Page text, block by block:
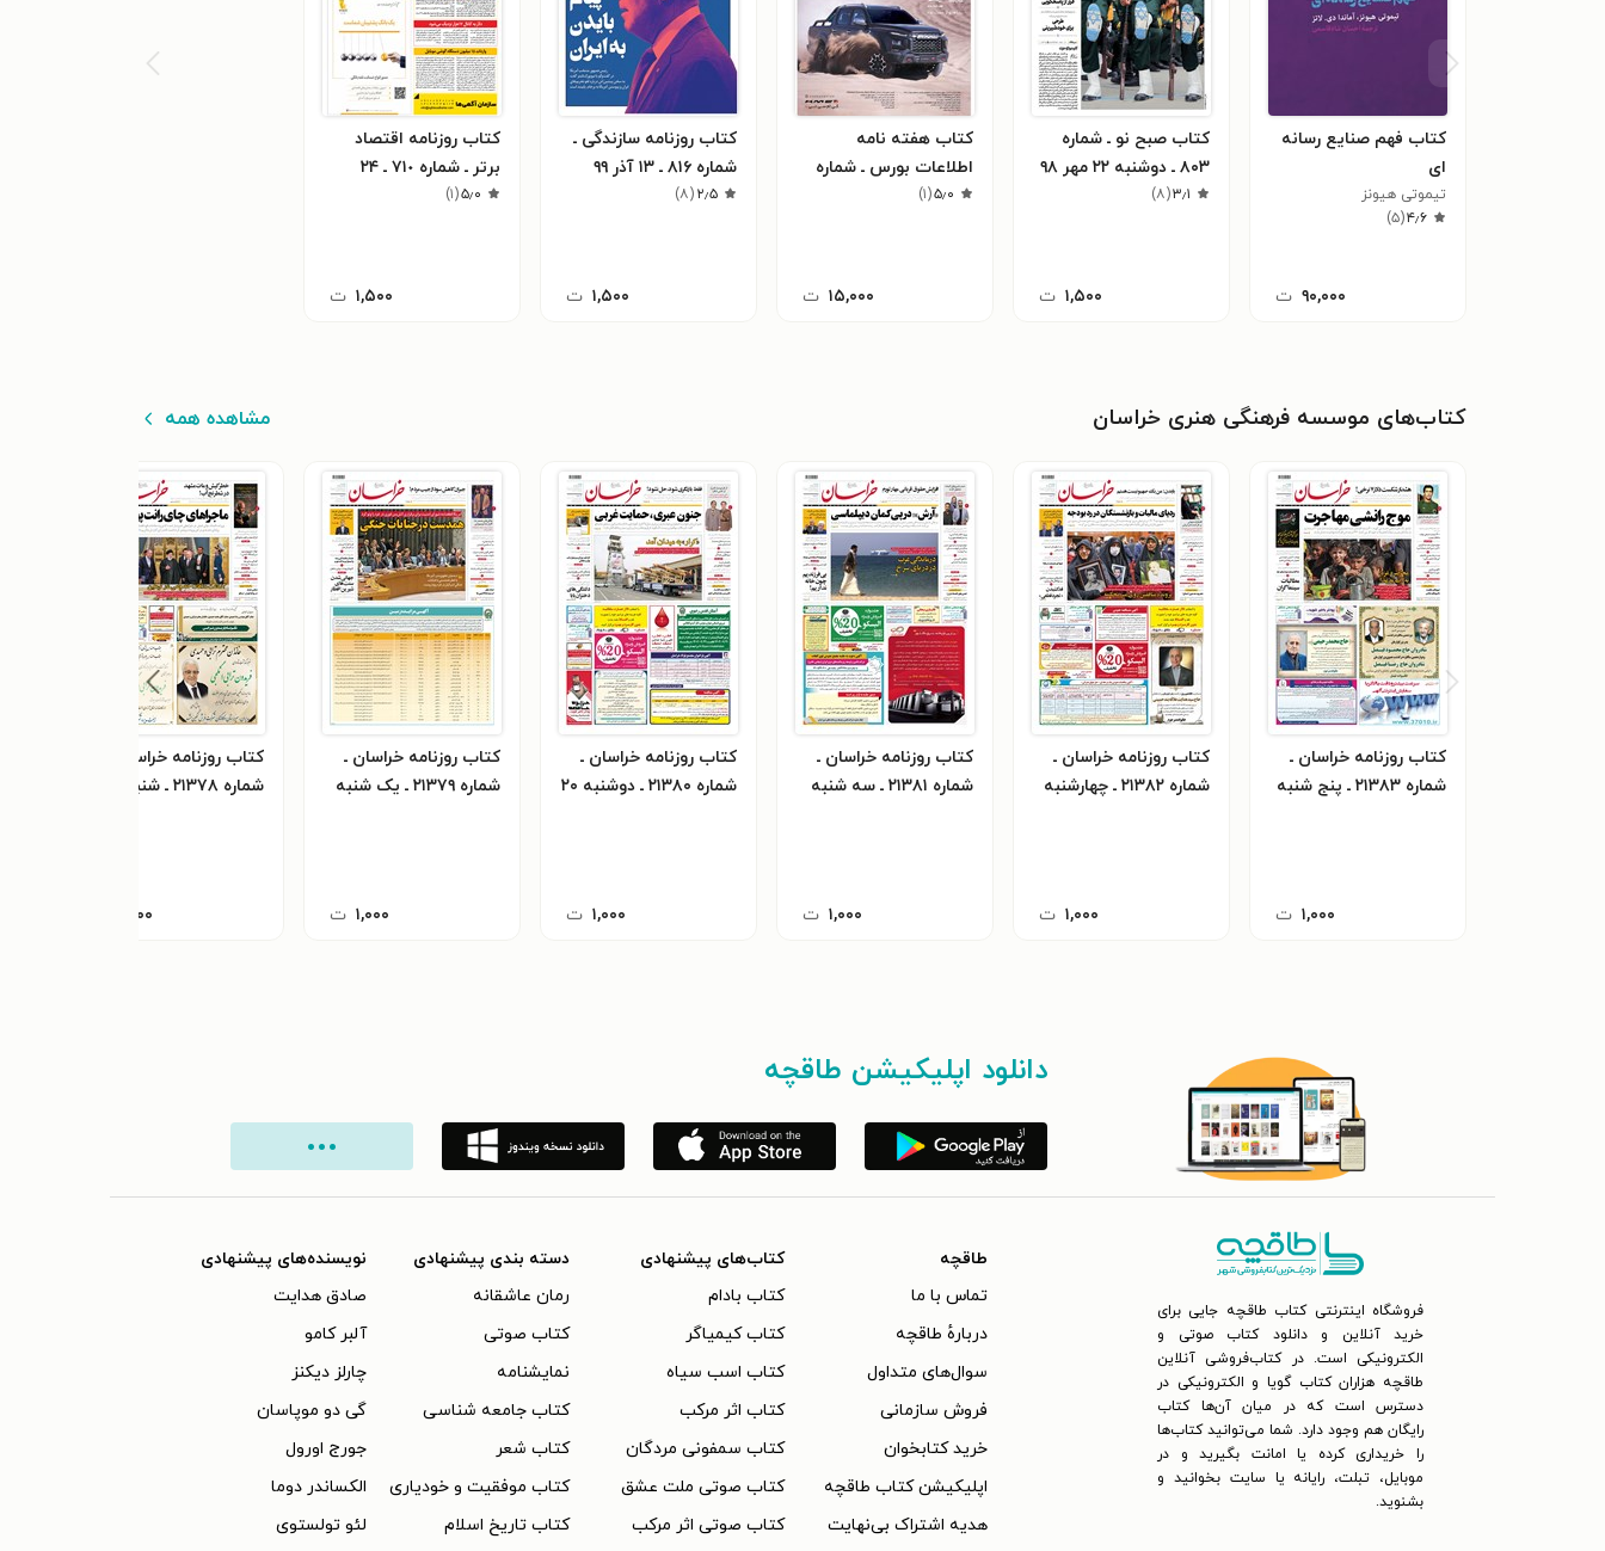
کتاب فهم صنایع رسانه
ای
تیموتی هیونز
۴٫۶(۵)
۹۰,۰۰۰ ت
کتاب صبح نو ـ شماره
۸۰۳ ـ دوشنبه ۲۲ مهر ۹۸
۳٫۱(۸)
۱,۵۰۰ ت
کتاب هفته نامه
اطلاعات بورس ـ شماره
۵٫۰(۱)
۱۵,۰۰۰ ت
کتاب روزنامه سازندگی ـ
شماره ۸۱۶ ـ ۱۳ آذر ۹۹
۲٫۵(۸)
۱,۵۰۰ ت
کتاب روزنامه اقتصاد
برتر ـ شماره ٧١٠ ـ ٢۴
اردیبهشت ٩٩
۵٫۰(۱)
۱,۵۰۰ ت
کتاب‌های موسسه فرهنگی هنری خراسان مشاهده همه
کتاب روزنامه خراسان ـ
شماره ۲۱۳۸۳ ـ پنج شنبه
۱,۰۰۰ ت
کتاب روزنامه خراسان ـ
شماره ۲۱۳۸۲ ـ چهارشنبه
۱,۰۰۰ ت
کتاب روزنامه خراسان ـ
شماره ۲۱۳۸۱ ـ سه شنبه
۱,۰۰۰ ت
کتاب روزنامه خراسان ـ
شماره ۲۱۳۸۰ ـ دوشنبه ۲۰
۱,۰۰۰ ت
کتاب روزنامه خراسان ـ
شماره ۲۱۳۷۹ ـ یک شنبه
۱,۰۰۰ ت
کتاب روزنامه خراسان ـ
۱,۰۰۰
دانلود اپلیکیشن طاقچه
فروشگاه اینترنتی کتاب طاقچه جایی برای
خرید آنلاین و دانلود کتاب صوتی و
الکترونیکی است. در کتاب‌فروشی آنلاین
طاقچه هزاران کتاب گویا و الکترونیکی در
دسترس است که در میان آن‌ها کتاب
رایگان هم وجود دارد. شما می‌توانید کتاب‌ها
را خریداری کرده یا امانت بگیرید و در
موبایل، تبلت، رایانه یا سایت بخوانید و
بشنوید.
طاقچه
تماس با ما
دربارهٔ طاقچه
سوال‌های متداول
فروش سازمانی
خرید کتابخوان
اپلیکیشن کتاب طاقچه
هدیه اشتراک بی‌نهایت
کتاب‌های پیشنهادی
کتاب بادام
کتاب کیمیاگر
کتاب اسب سیاه
کتاب اثر مرکب
کتاب سمفونی مردگان
کتاب صوتی ملت عشق
کتاب صوتی اثر مرکب
دسته بندی پیشنهادی
رمان عاشقانه
کتاب‌ صوتی
نمایشنامه
کتاب جامعه شناسی
کتاب شعر
کتاب موفقیت و خودیاری
کتاب تاریخ اسلام
نویسنده‌های پیشنهادی
صادق هدایت
آلبر کامو
چارلز دیکنز
گی دو موپاسان
جورج اورول
الکساندر دوما
لئو تولستوی